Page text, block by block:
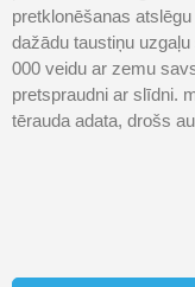
pretklonēšanas
dažādu taustiņu
000 veidu ar zemu
pretspraudni ar slīdni.
tērauda adata, drošs